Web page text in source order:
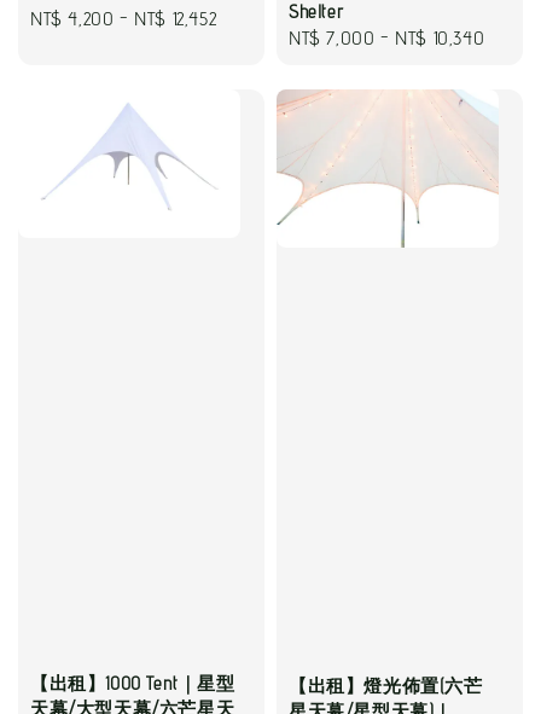
Regular
NT$ 4,200 - NT$ 12,452 Shelter
Regular
NT$ 7,000 - NT$ 10,340
【出租】1000 Tent｜星型
天幕/大型天幕/六芒星天
【出租】燈光佈置(六芒